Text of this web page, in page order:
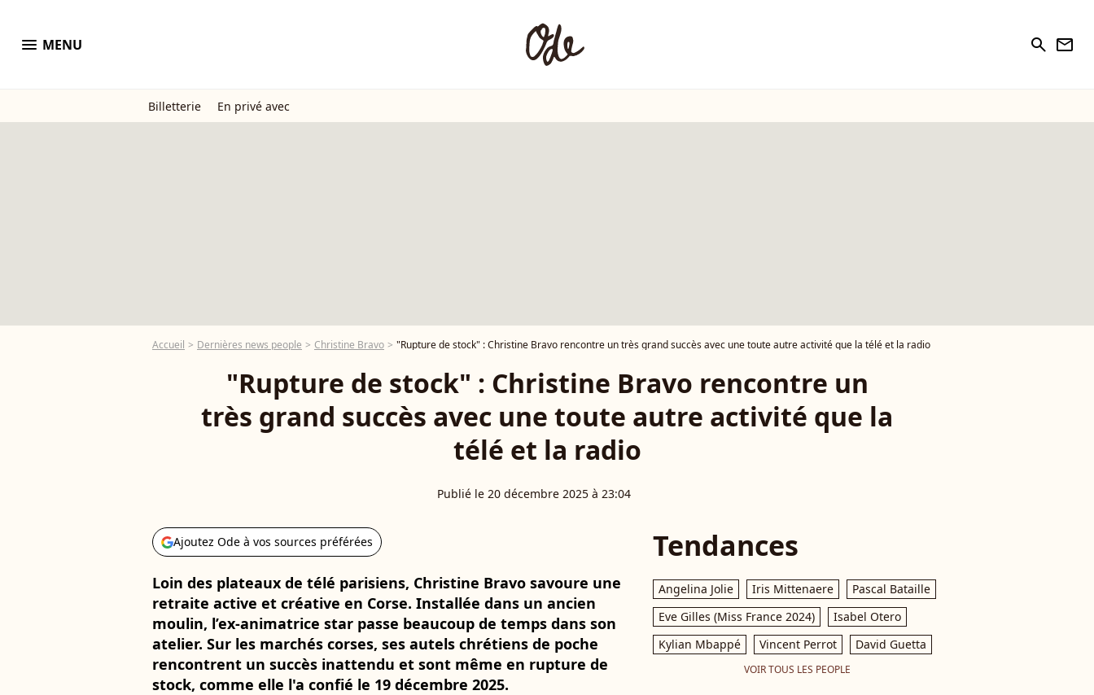
menu MENU search newsletter
Billetterie En privé avec
Accueil Dernières news people Christine Bravo "Rupture de stock" : Christine Bravo rencontre un très grand succès avec une toute autre activité que la télé et la radio
"Rupture de stock" : Christine Bravo rencontre un
très grand succès avec une toute autre activité que la
télé et la radio
Publié le 20 décembre 2025 à 23:04
Ajoutez Ode à vos sources préférées
Loin des plateaux de télé parisiens, Christine Bravo savoure une
retraite active et créative en Corse. Installée dans un ancien
moulin, l’ex-animatrice star passe beaucoup de temps dans son
atelier. Sur les marchés corses, ses autels chrétiens de poche
rencontrent un succès inattendu et sont même en rupture de
stock, comme elle l'a confié le 19 décembre 2025.
Tendances
Angelina Jolie Iris Mittenaere
Pascal Bataille
Eve Gilles (Miss France 2024)
Isabel Otero
Kylian Mbappé
Vincent Perrot David Guetta
VOIR TOUS LES PEOPLE